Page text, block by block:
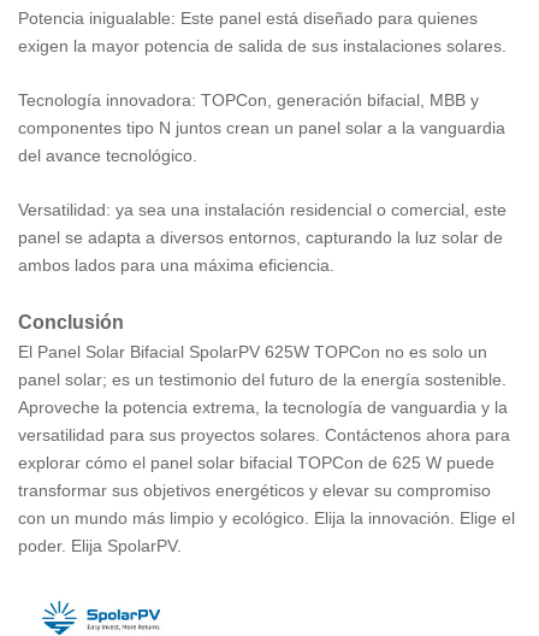
Potencia inigualable: Este panel está diseñado para quienes
exigen la mayor potencia de salida de sus instalaciones solares.
Tecnología innovadora: TOPCon, generación bifacial, MBB y
componentes tipo N juntos crean un panel solar a la vanguardia
del avance tecnológico.
Versatilidad: ya sea una instalación residencial o comercial, este
panel se adapta a diversos entornos, capturando la luz solar de
ambos lados para una máxima eficiencia.
Conclusión
El Panel Solar Bifacial SpolarPV 625W TOPCon no es solo un
panel solar; es un testimonio del futuro de la energía sostenible.
Aproveche la potencia extrema, la tecnología de vanguardia y la
versatilidad para sus proyectos solares. Contáctenos ahora para
explorar cómo el panel solar bifacial TOPCon de 625 W puede
transformar sus objetivos energéticos y elevar su compromiso
con un mundo más limpio y ecológico. Elija la innovación. Elige el
poder. Elija SpolarPV.